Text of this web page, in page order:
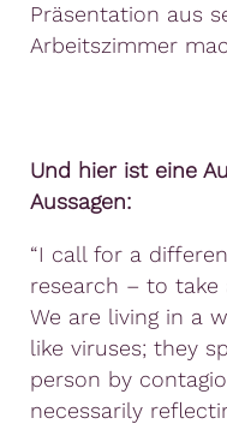
Präsentation aus
Arbeitszimmer
Und hier ist eine
Aussagen:
“I call for a
research – to take
We are living in a
like viruses; they
person by
necessarily